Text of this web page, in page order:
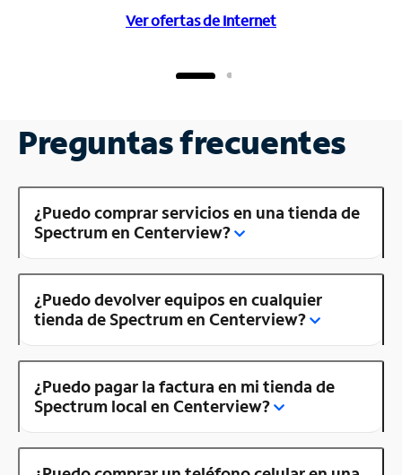
Ver ofertas de Internet
Preguntas frecuentes
¿Puedo comprar servicios en una tienda de
Spectrum en Centerview?
¿Puedo devolver equipos en cualquier
tienda de Spectrum en Centerview?
¿Puedo pagar la factura en mi tienda de
Spectrum local en Centerview?